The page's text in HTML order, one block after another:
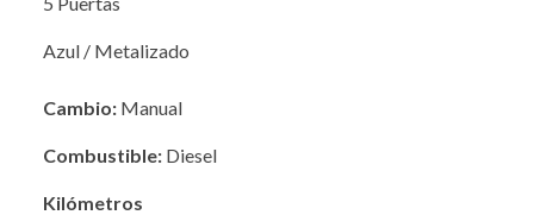
Azul / Metalizado
Cambio: Manual
Combustible: Diesel
Kilómetros